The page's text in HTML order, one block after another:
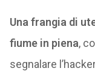
Una frangia di
fiume in piena,
segnalare